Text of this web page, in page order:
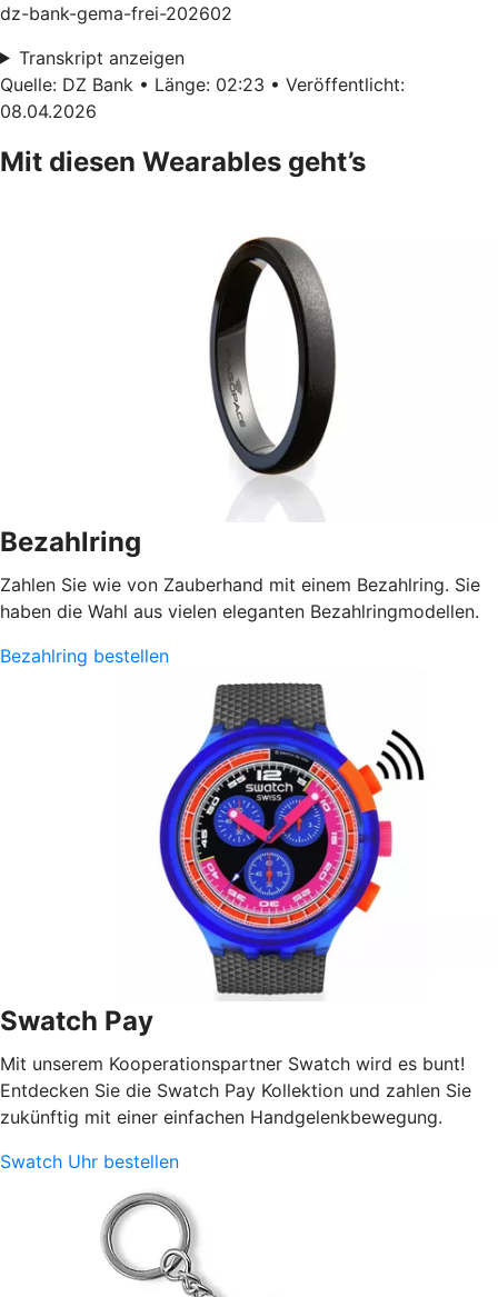
dz-bank-gema-frei-202602
Transkript anzeigen
Quelle: DZ Bank • Länge: 02:23 • Veröffentlicht:
08.04.2026
Mit diesen Wearables geht’s
Bezahlring
Zahlen Sie wie von Zauberhand mit einem Bezahlring. Sie
haben die Wahl aus vielen eleganten Bezahlringmodellen.
Bezahlring bestellen
Swatch Pay
Mit unserem Kooperationspartner Swatch wird es bunt!
Entdecken Sie die Swatch Pay Kollektion und zahlen Sie
zukünftig mit einer einfachen Handgelenkbewegung.
Swatch Uhr bestellen